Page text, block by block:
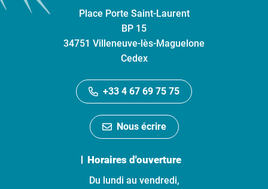
Place Porte Saint-Laurent
BP 15
34751 Villeneuve-lès-Maguelone
Cedex
+33 4 67 69 75 75
Nous écrire
Horaires d'ouverture
Du lundi au vendredi,